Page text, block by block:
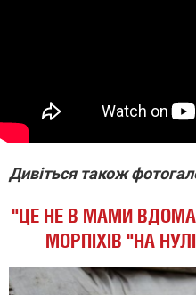
Дивіться також
"ЦЕ НЕ В МАМИ
МОРПІХІВ "НА